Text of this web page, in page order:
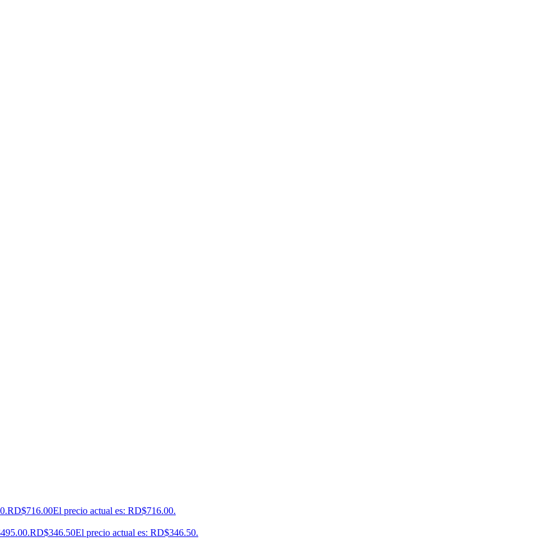
RD$716.00El precio actual es: RD$716.00.
RD$346.50El precio actual es: RD$346.50.